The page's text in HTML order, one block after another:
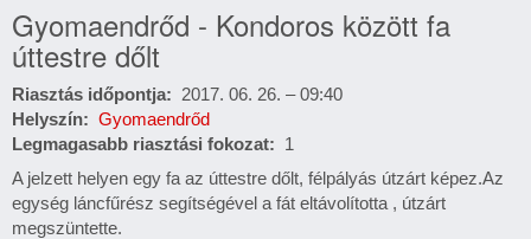
Gyomaendrőd - Kondoros között fa
úttestre dőlt
Riasztás időpontja
2017. 06. 26. – 09:40
Helyszín
Gyomaendrőd
Legmagasabb riasztási fokozat
1
A jelzett helyen egy fa az úttestre dőlt, félpályás útzárt képez.Az
egység láncfűrész segítségével a fát eltávolította , útzárt
megszüntette.